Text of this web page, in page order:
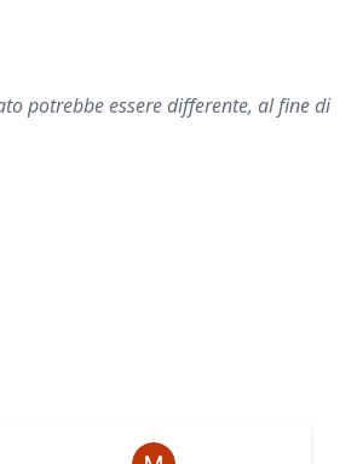
potrebbe essere differente, al fine di